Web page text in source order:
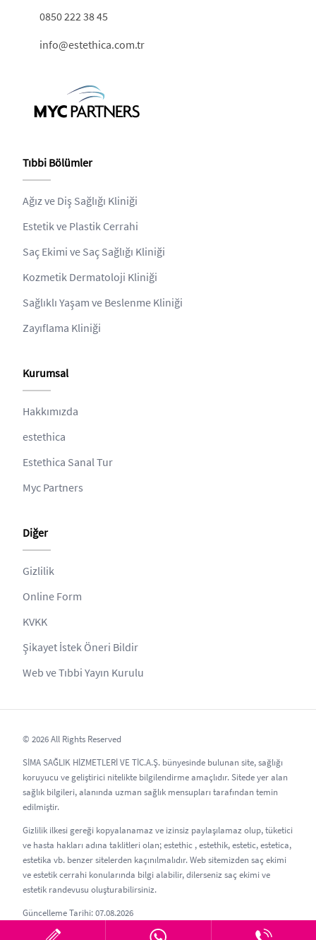
0850 222 38 45
info@estethica.com.tr
Tıbbi Bölümler
Ağız ve Diş Sağlığı Kliniği
Estetik ve Plastik Cerrahi
Saç Ekimi ve Saç Sağlığı Kliniği
Kozmetik Dermatoloji Kliniği
Sağlıklı Yaşam ve Beslenme Kliniği
Zayıflama Kliniği
Kurumsal
Hakkımızda
estethica
Estethica Sanal Tur
Myc Partners
Diğer
Gizlilik
Online Form
KVKK
Şikayet İstek Öneri Bildir
Web ve Tıbbi Yayın Kurulu
© 2026 All Rights Reserved
SİMA SAĞLIK HİZMETLERİ VE TİC.A.Ş. bünyesinde bulunan site, sağlığı
koruyucu ve geliştirici nitelikte bilgilendirme amaçlıdır. Sitede yer alan
sağlık bilgileri, alanında uzman sağlık mensupları tarafından temin
edilmiştir.
Gizlilik ilkesi gereği kopyalanamaz ve izinsiz paylaşılamaz olup, tüketici
ve hasta hakları adına taklitleri olan; estethic , estethik, estetic, estetica,
estetika vb. benzer sitelerden kaçınılmalıdır. Web sitemizden saç ekimi
ve estetik cerrahi konularında bilgi alabilir, dilerseniz saç ekimi ve
estetik randevusu oluşturabilirsiniz.
Güncelleme Tarihi: 07.08.2026